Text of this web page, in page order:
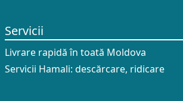
Servicii
Livrare rapidă în toată Moldova
Servicii Hamali: descărcare, ridicare